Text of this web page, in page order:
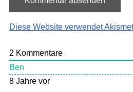
Diese Website verwendet
2 Kommentare
Ben
8 Jahre vor